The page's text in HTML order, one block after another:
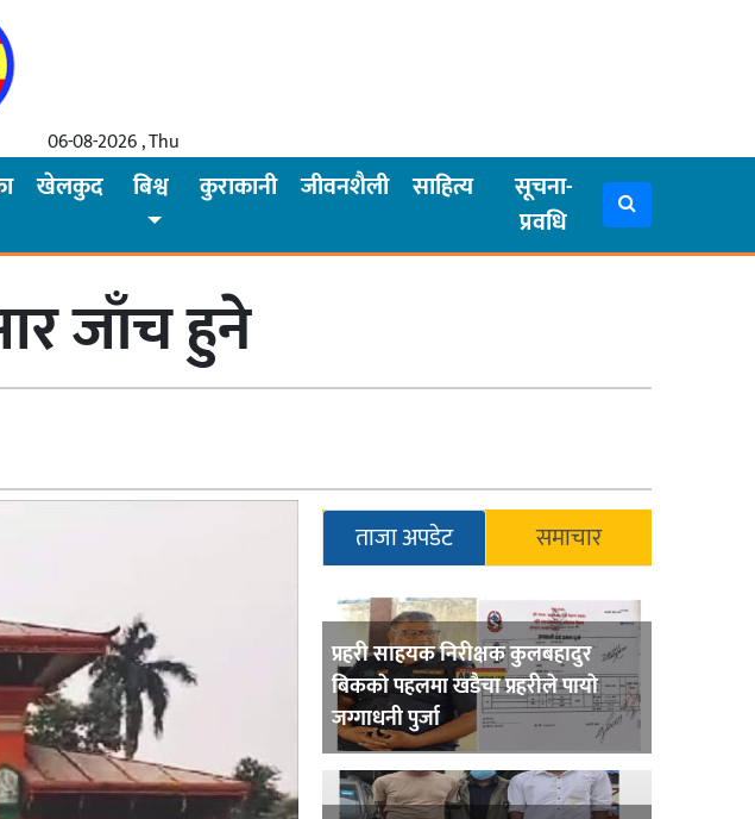
06-08-2026 , Thu
खेलकुद बिश्व कुराकानी जीवनशैली साहित्य
सूचना-
प्रवधि
जाँच हुने
ताजा अपडेट समाचार
प्रहरी साहयक निरीक्षक कुलबहादुर
बिककाे पहलमा खडैचा प्रहरीले पायाे
जग्गाधनी पुर्जा